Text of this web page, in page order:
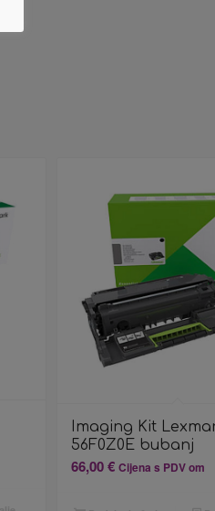
Imaging Kit
56F0Z0E bubanj
66,00€ Cijena s PDV om